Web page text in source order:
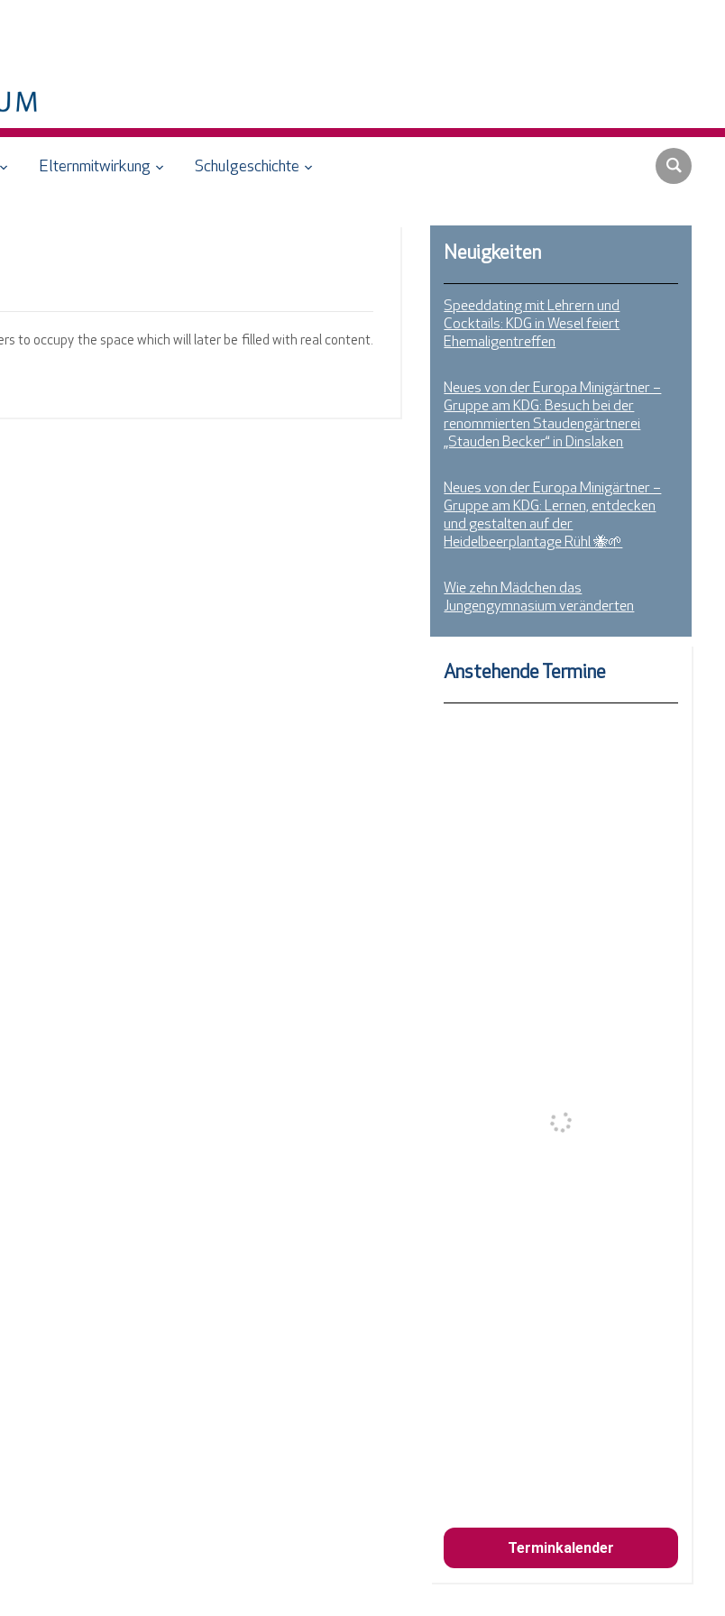
Elternmitwirkung Schulgeschichte
to occupy the space which will later be filled with real content.
Neuigkeiten
Speeddating mit Lehrern und
Cocktails: KDG in Wesel feiert
Ehemaligentreffen
Neues von der Europa Minigärtner –
Gruppe am KDG: Besuch bei der
renommierten Staudengärtnerei
„Stauden Becker“ in Dinslaken
Neues von der Europa Minigärtner –
Gruppe am KDG: Lernen, entdecken
und gestalten auf der
Heidelbeerplantage Rühl 🐝🌱
Wie zehn Mädchen das
Jungengymnasium veränderten
Anstehende Termine
Terminkalender